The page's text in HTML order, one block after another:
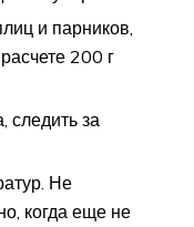
и парников,
200 г
следить за
Не
когда еще не